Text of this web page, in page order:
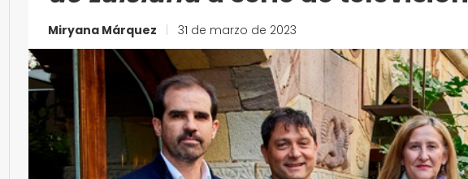
Miryana Márquez 31 de marzo de 2023